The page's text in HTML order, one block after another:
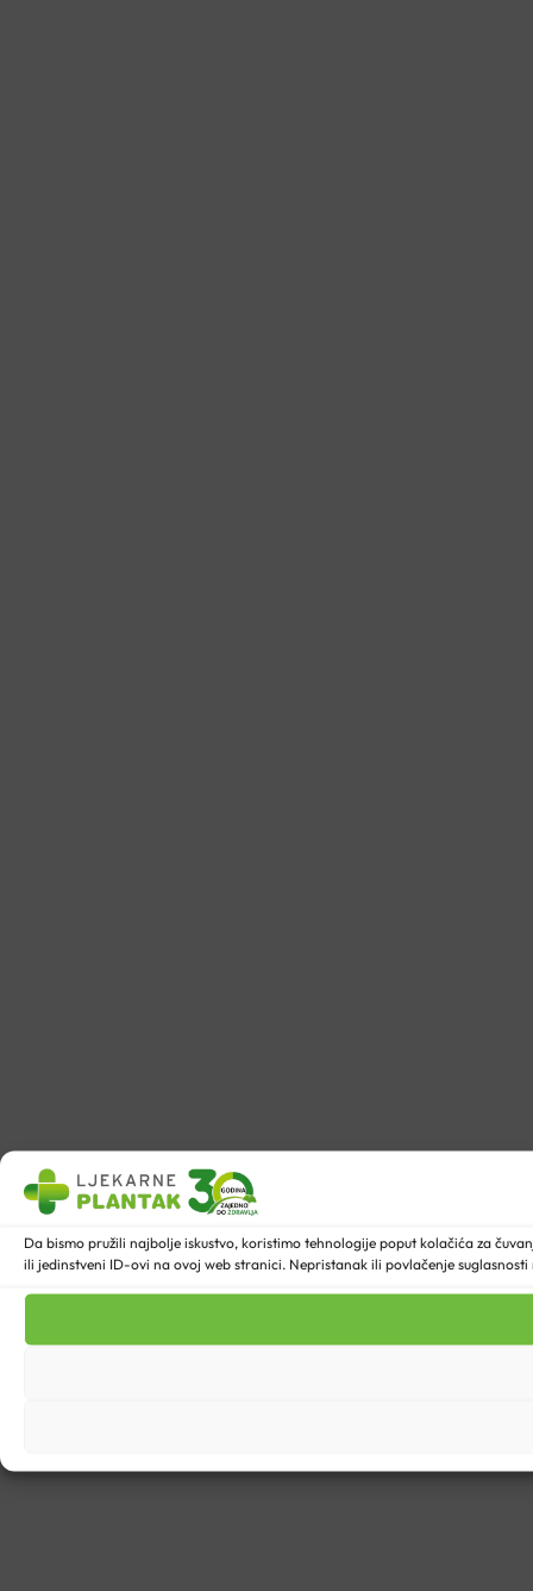
Da bismo pružili najbolje iskustvo, koristimo tehnologije poput kolačića za
ili jedinstveni ID-ovi na ovoj web stranici. Nepristanak ili povlačenje